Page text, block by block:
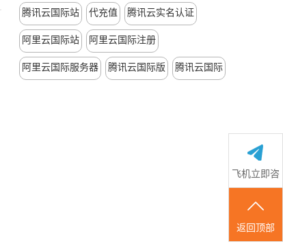
飞机立即咨
询
返回顶部
腾讯云国际站 代充值 腾讯云实名认证
阿里云国际站 阿里云国际注册
阿里云国际服务器 腾讯云国际版 腾讯云国际